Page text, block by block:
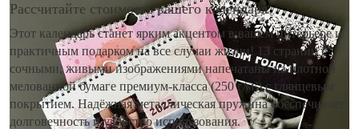
Рассчитайте стоимость вашего календаря
Этот календарь станет ярким акцентом в вашем интерьере и
практичным подарком на все случаи жизни! 13 страниц с
сочными, живыми изображениями напечатаны на плотной
мелованной бумаге премиум-класса (250 г/м²) с глянцевым
покрытием. Надёжная металлическая пружина обеспечивает
долговечность и удобство использования.